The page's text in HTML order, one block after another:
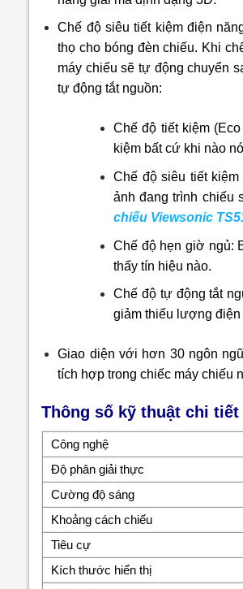
Chế độ siêu tiết kiệm điện
thọ cho bóng đèn chiếu. Khi
máy chiếu sẽ tự động chuyển
tự động tắt nguồn:
Chế độ tiết kiệm
kiệm bất cứ khi nào
Chế độ siêu tiết
ảnh đang trình chiếu
chiếu Viewsonic
Chế độ hẹn giờ ngủ:
thấy tín hiệu nào.
Chế độ tự động tắt
giảm thiểu lượng
Giao diện với hơn 30 ngôn
tích hợp trong chiếc máy chiếu
Thông số kỹ thuật chi tiết
Công nghệ
Độ phân giải thực
Cường độ sáng
Khoảng cách chiếu
Tiêu cự
Kích thước hiển thị